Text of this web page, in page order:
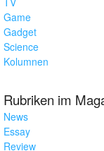
Game
Gadget
Science
Kolumnen
Rubriken im
News
Essay
Review